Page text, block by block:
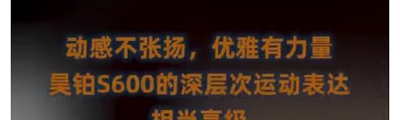
想怎么用这台车，我们就给你对应的版本”。
这种诚意还体现在预售政策上。2000元订金抵扣7000
元，首任车主整车终身质保，限时2500元就能升级
FeinNappa全粒面小牛皮内饰。不是那种“看起来很